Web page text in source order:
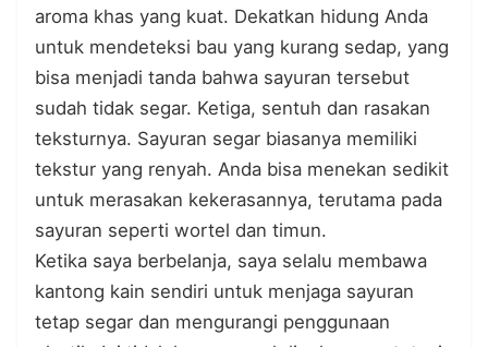
aroma khas yang kuat. Dekatkan hidung Anda
untuk mendeteksi bau yang kurang sedap, yang
bisa menjadi tanda bahwa sayuran tersebut
sudah tidak segar. Ketiga, sentuh dan rasakan
teksturnya. Sayuran segar biasanya memiliki
tekstur yang renyah. Anda bisa menekan sedikit
untuk merasakan kekerasannya, terutama pada
sayuran seperti wortel dan timun.
Ketika saya berbelanja, saya selalu membawa
kantong kain sendiri untuk menjaga sayuran
tetap segar dan mengurangi penggunaan